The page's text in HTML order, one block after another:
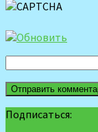
Подписаться: